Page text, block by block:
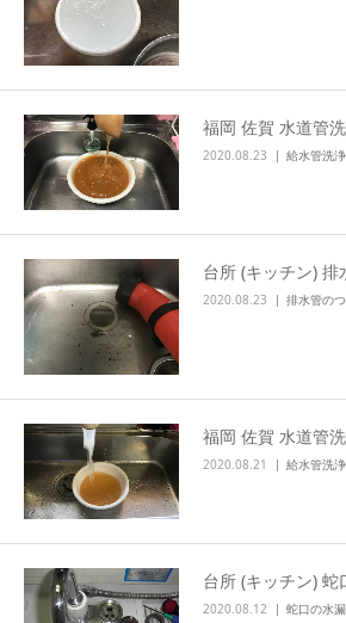
福岡 佐賀 水道管
2020.08.23 給水管洗浄
台所 (キッチン) 排
2020.08.23 排水管の
福岡 佐賀 水道管
2020.08.21 給水管洗浄
台所 (キッチン) 蛇
2020.08.12 蛇口の水